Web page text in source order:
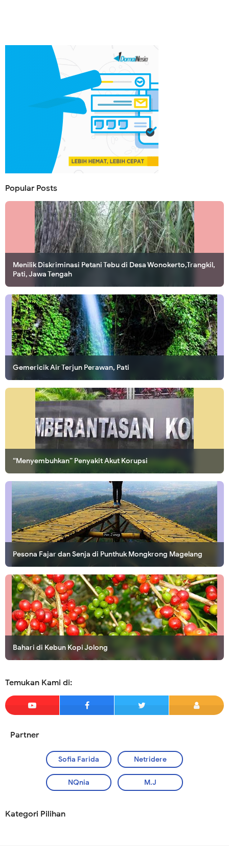
Popular Posts
Menilik Diskriminasi Petani Tebu di Desa Wonokerto,Trangkil,
Pati, Jawa Tengah
Gemericik Air Terjun Perawan, Pati
“Menyembuhkan” Penyakit Akut Korupsi
Pesona Fajar dan Senja di Punthuk Mongkrong Magelang
Bahari di Kebun Kopi Jolong
Temukan Kami di:
Partner
Sofia Farida Netridere
NQnia M.J
Kategori Pilihan